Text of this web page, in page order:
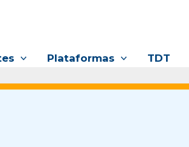
Plataformas TDT